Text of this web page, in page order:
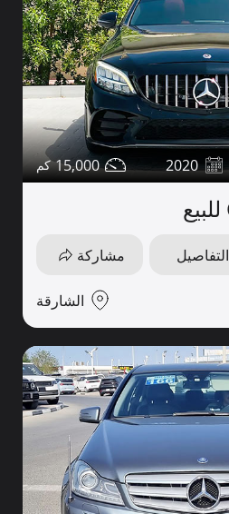
2020
15,000
التفاصيل مشاركة
الشارقة